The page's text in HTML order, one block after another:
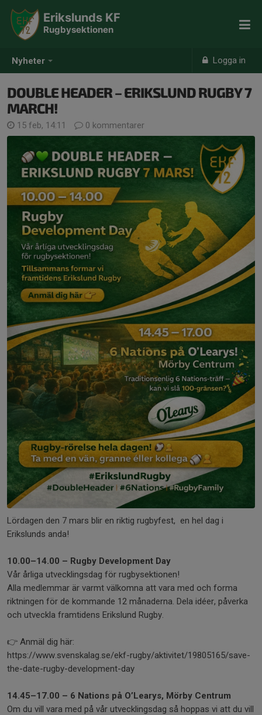
Nyheter Logga in
Erikslunds KF
Rugbysektionen
DOUBLE HEADER – ERIKSLUND RUGBY 7
MARCH!
15 feb, 14:11 0 kommentarer
Lördagen den 7 mars blir en riktig rugbyfest, en hel dag i
Erikslunds anda!
10.00–14.00 – Rugby Development Day
Vår årliga utvecklingsdag för rugbysektionen!
Alla medlemmar är varmt välkomna att vara med och forma
riktningen för de kommande 12 månaderna. Dela idéer, påverka
och utveckla framtidens Erikslund Rugby.
👉 Anmäl dig här:
https://www.svenskalag.se/ekf-rugby/aktivitet/19805165/save-
the-date-rugby-development-day
14.45–17.00 – 6 Nations på O’Learys, Mörby Centrum
Om du vill vara med på vår utvecklingsdag så hoppas vi att du vill